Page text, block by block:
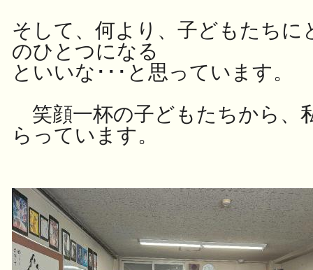
そして、何より、 子どもたちに
のひとつになる
といいな･･･ と思っています。
笑顔一杯の子どもたちから、
らっています。